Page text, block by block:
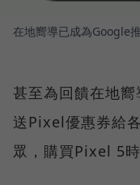
在地嚮導已成為Google
甚至為回饋在地
送Pixel優惠券給
眾，購買Pixel 5